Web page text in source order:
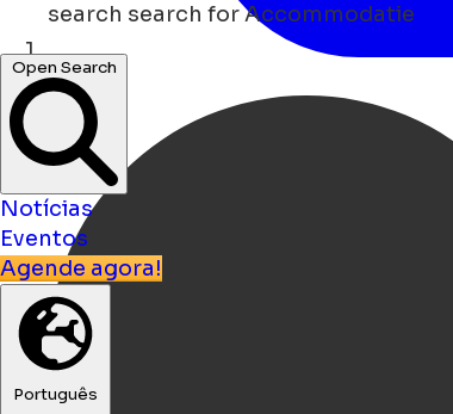
search search for Accommodatie
Open Search
Notícias
Eventos
Agende agora!
Português
Lar